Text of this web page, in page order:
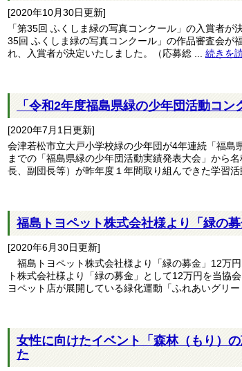
[2020年10月30日更新]
「第35回 ふくしま緑の写真コンクール」の入賞者
35回 ふくしま緑の写真コンクール」の作品審査会が
れ、入賞者が決定いたしました。（応募総 ... 続きを
「令和2年度福島県緑の少年団活動コン
[2020年7月1日更新]
会津若松市立大戸小学校緑の少年団が4年連続「福
までの「福島県緑の少年団活動実績発表大会」から
長、副団長等）が昨年度１年間取り組んできた学習活
福島トヨペット株式会社様より「緑の
[2020年6月30日更新]
福島トヨペット株式会社様より「緑の募金」12万
ト株式会社様より「緑の募金」として12万円を当
ヨペット店が展開している緑化運動「ふれあいグリー
女性に向けたイベント「森林（もり）
た